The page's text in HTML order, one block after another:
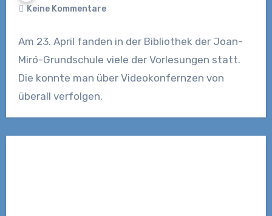
Keine Kommentare
Am 23. April fanden in der Bibliothek der Joan-
Miró-Grundschule viele der Vorlesungen statt.
Die konnte man über Videokonfernzen von
überall verfolgen.